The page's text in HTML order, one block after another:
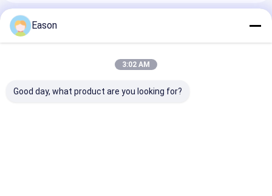
Sản Phẩm Khuyến Cáo
Eason
3:02 AM
Good day, what product are you looking for?